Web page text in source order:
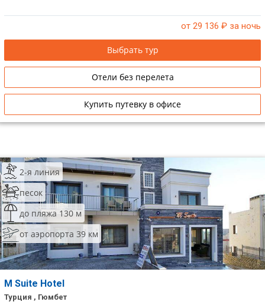
от 29 136 ₽ за ночь
Выбрать тур
Отели без перелета
Купить путевку в офисе
2-я линия
песок
до пляжа 130 м
от аэропорта 39 км
M Suite Hotel
Турция , Гюмбет